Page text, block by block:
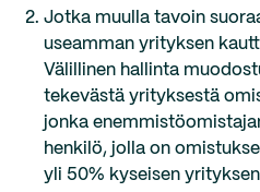
Jotka muulla tavoin
useamman yrityksen
Välillinen hallinta
tekevästä yrityksestä
jonka
henkilö, jolla on
yli 50% kyseisen